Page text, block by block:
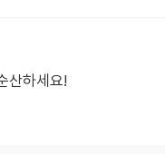
산하세요!